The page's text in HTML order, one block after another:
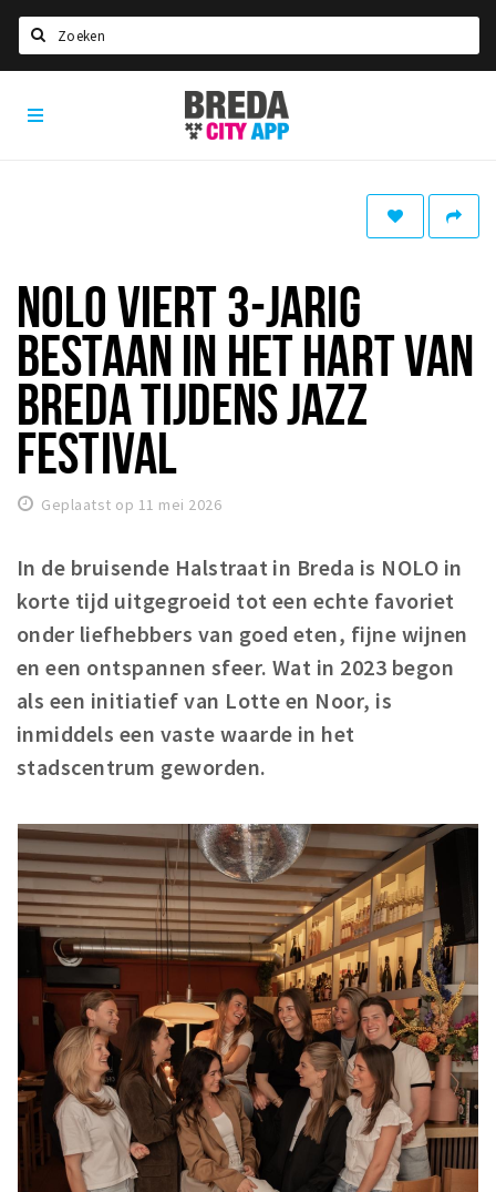
Home
Eten
Drinken
Slapen
Recreatief
Winkels
Parkeren
Bezienswaardigheden
Musea, theaters & podia
Uitjes & activiteiten
Toeristische routes
Natuurgebieden
Sport
Privacy
Inloggen
Breda
City
App
NOLO VIERT 3-JARIG
BESTAAN IN HET HART VAN
BREDA TIJDENS JAZZ
FESTIVAL
Geplaatst op 11 mei 2026
In de bruisende Halstraat in Breda is NOLO in
korte tijd uitgegroeid tot een echte favoriet
onder liefhebbers van goed eten, fijne wijnen
en een ontspannen sfeer. Wat in 2023 begon
als een initiatief van Lotte en Noor, is
inmiddels een vaste waarde in het
stadscentrum geworden.